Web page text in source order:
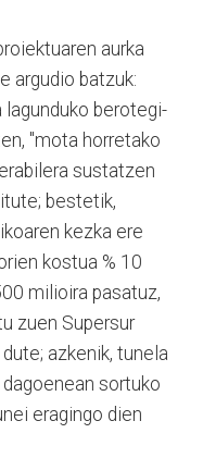
aurka
argudio batzuk:
berotegi-
"mota horretako
sustatzen
bestetik,
kezka ere
kostua % 10
milioira pasatuz,
zuen Supersur
azkenik, tunela
sortuko
eragingo dien